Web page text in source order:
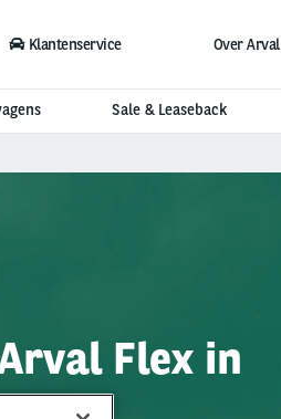
Klantenservice Over Arval
Sale & Leaseback
Flex in